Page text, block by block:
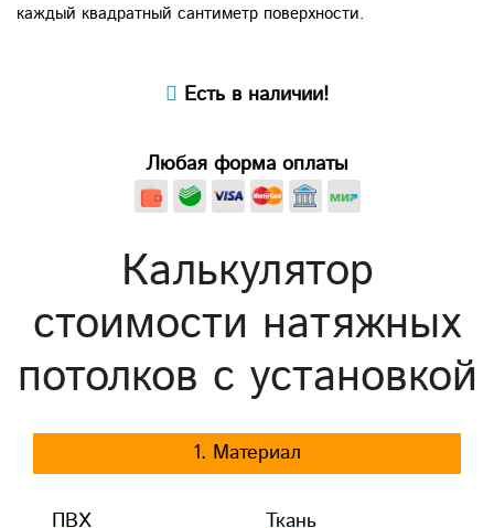
каждый квадратный сантиметр поверхности.
Есть в наличии!
Любая форма оплаты
Калькулятор
стоимости натяжных
потолков с установкой
1. Материал
ПВХ Ткань